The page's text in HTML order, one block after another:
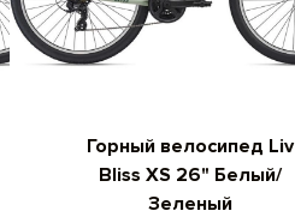
Горный велосипед Liv
Bliss XS 26" Белый/
Зеленый